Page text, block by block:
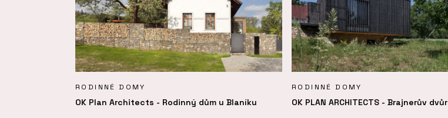
RODINNÉ DOMY
OK Plan Architects - Rodinný dům u Blaníku
RODINNÉ DOMY
OK PLAN ARCHITECTS - Brajnerův dvůr